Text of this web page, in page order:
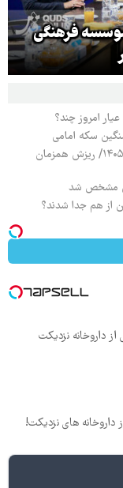
موسسه فرهنگی
قیمت محصولات ایران خودرو چهارشنبه ۱۴ مرداد ۱۴۰۵/ ریزش همزمان
مشخص شد
از هم جدا شدند؟
داروخانه های نزدیکت!